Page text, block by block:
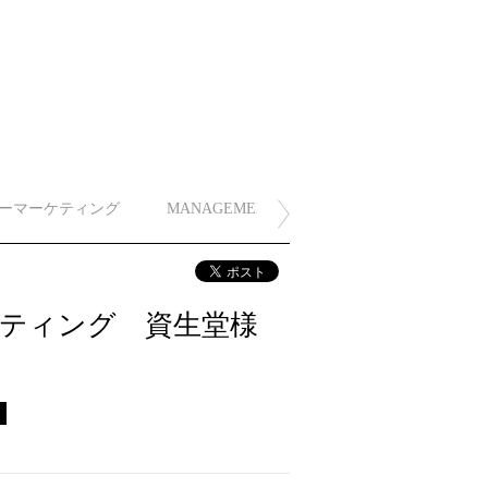
マーケティング MANAGEMENT
ィング 資生堂様